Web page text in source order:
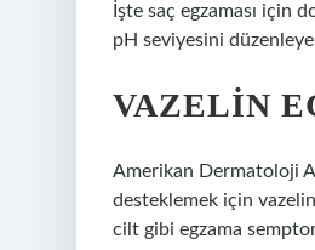
İşte saç egzaması için
pH seviyesini
VAZELIN
Amerikan Dermatoloji
desteklemek için
cilt gibi egzama